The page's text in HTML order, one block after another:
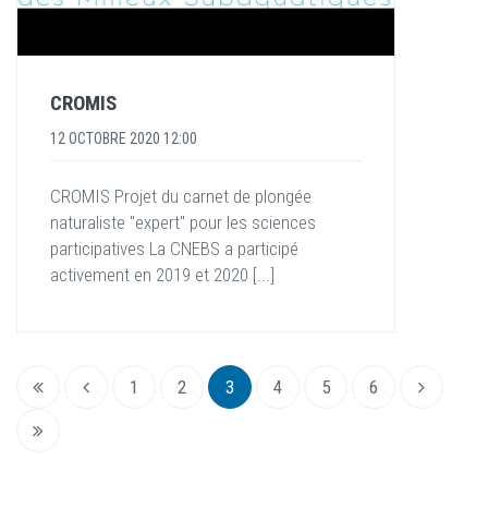
CROMIS
12 OCTOBRE 2020 12:00
CROMIS Projet du carnet de plongée
naturaliste "expert" pour les sciences
participatives La CNEBS a participé
activement en 2019 et 2020 [...]
1 2 3 4 5 6